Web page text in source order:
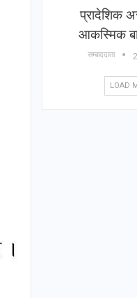
प्रादेशिक
आकस्मिक
सम्बाददाता
LOAD